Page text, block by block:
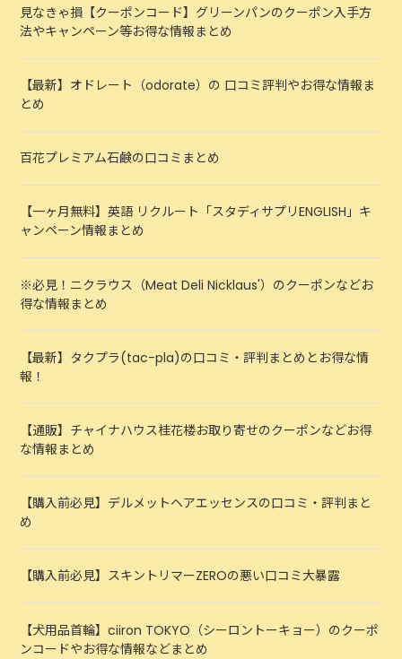
見なきゃ損【クーポンコード】グリーンパンのクーポン入手方
法やキャンペーン等お得な情報まとめ
【最新】オドレート（odorate）の 口コミ評判やお得な情報ま
とめ
百花プレミアム石鹸の口コミまとめ
【一ヶ月無料】英語 リクルート「スタディサプリENGLISH」キ
ャンペーン情報まとめ
※必見！ニクラウス（Meat Deli Nicklaus'）のクーポンなどお
得な情報まとめ
【最新】タクプラ(tac-pla)の口コミ・評判まとめとお得な情
報！
【通販】チャイナハウス桂花楼お取り寄せのクーポンなどお得
な情報まとめ
【購入前必見】デルメットヘアエッセンスの口コミ・評判まと
め
【購入前必見】スキントリマーZEROの悪い口コミ大暴露
【犬用品首輪】ciiron TOKYO（シーロントーキョー）のクーポ
ンコードやお得な情報などまとめ